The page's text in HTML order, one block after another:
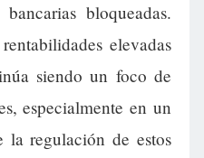
bloqueadas.
elevadas
siendo un foco de
especialmente en un
regulación de estos